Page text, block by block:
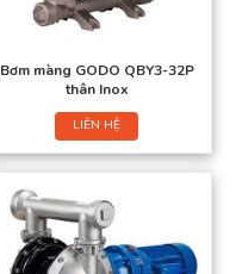
Bơm màng GODO QBY3-32P
thân Inox
LIÊN HỆ